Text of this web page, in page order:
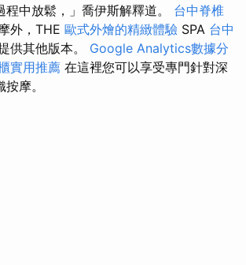
程中放鬆，」喬伊斯解釋道。 台中脊椎
外，THE 歐式外燴的精緻體驗 SPA 台中
供其他版本。 Google Analytics數據分
實用推薦 在這裡您可以享受專門針對深
摩。